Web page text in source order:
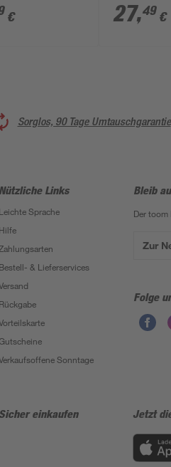
€ 27,49 €
Sorglos, 90 Tage Umtauschgarantie
Nützliche Links
Leichte Sprache
Hilfe
Zahlungsarten
Bestell- & Lieferservices
Rückgabe
Sonntage
Bleib
Der
Zur
Folge
Sicher einkaufen Jetzt